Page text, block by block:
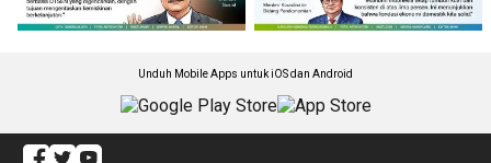
Unduh Mobile Apps untuk iOS dan Android